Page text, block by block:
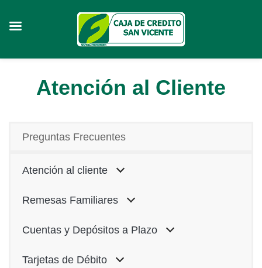
Atención al Cliente
Preguntas Frecuentes
Atención al cliente
Remesas Familiares
Cuentas y Depósitos a Plazo
Tarjetas de Débito